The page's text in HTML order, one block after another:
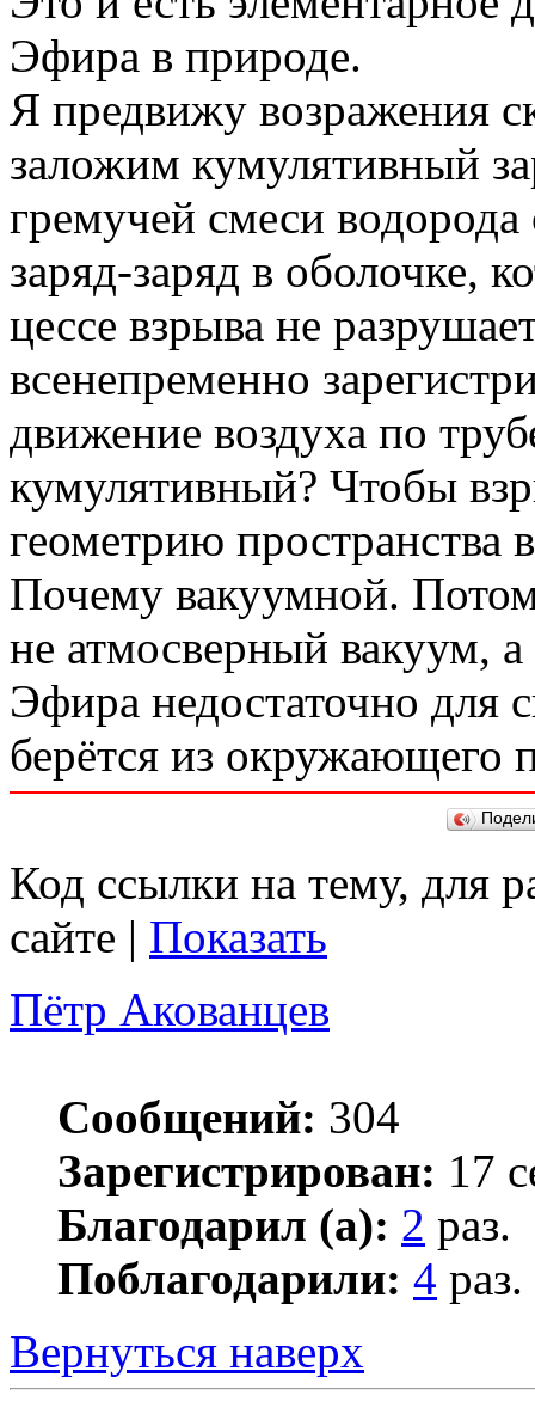
Эфира в природе.
Я предвижу возражения
заложим кумулятивный
гремучей смеси
заряд-заряд в оболочке,
цессе взрыва не
всенепременно
движение воздуха по
кумулятивный? Чтобы
геометрию пространства
Почему вакуумной.
не атмосверный вакуум,
Эфира недостаточно для
берётся из окружающего
Код ссылки на тему, для
сайте | Показать
Пётр Акованцев
Сообщений: 304
Зарегистрирован: 17
Благодарил (а): 2 раз.
Поблагодарили: 4 раз.
Вернуться наверх